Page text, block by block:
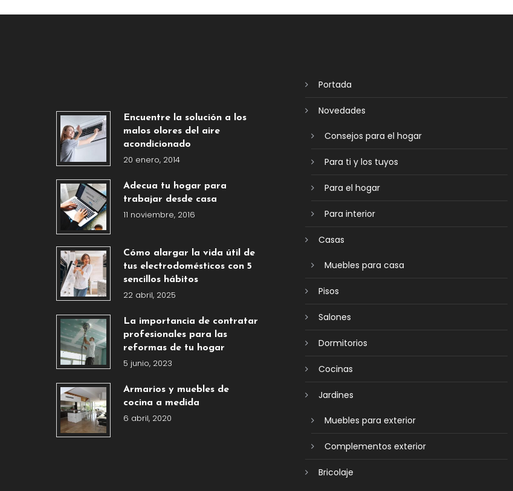
Encuentre la solución a los
malos olores del aire
acondicionado
20 enero, 2014
Adecua tu hogar para
trabajar desde casa
11 noviembre, 2016
Cómo alargar la vida útil de
tus electrodomésticos con 5
sencillos hábitos
22 abril, 2025
La importancia de contratar
profesionales para las
reformas de tu hogar
5 junio, 2023
Armarios y muebles de
cocina a medida
6 abril, 2020
Portada
Novedades
Consejos para el hogar
Para ti y los tuyos
Para el hogar
Para interior
Casas
Muebles para casa
Pisos
Salones
Dormitorios
Cocinas
Jardines
Muebles para exterior
Complementos exterior
Bricolaje